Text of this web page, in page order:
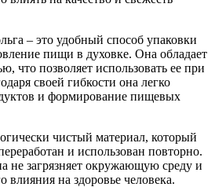
– это удобный способ упаковки
пищи в духовке. Она обладает
что позволяет использовать ее при
своей гибкости она легко
и формирование пищевых
чистый материал, который
и использован повторно.
не загрязняет окружающую среду и
влияния на здоровье человека.